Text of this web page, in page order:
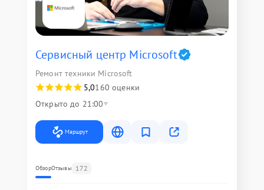
Сервисный центр Microsoft
Ремонт техники Microsoft
5,0160 оценки
Открыто до 21:00
Маршрут
ОбзорОтзывы 172